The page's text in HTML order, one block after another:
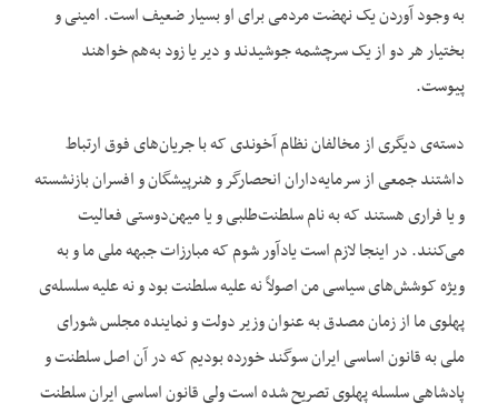
به وجود آوردن یک نهضت مردمی برای او بسیار ضعیف است. امینی و
بختیار هر دو از یک سرچشمه جوشیدند و دیر یا زود به‌هم خواهند
پیوست.
دسته‌‌ی دیگری از مخالفان نظام آخوندی که با جریان‌‌های فوق ارتباط
داشتند جمعی از سرمایه‌‌داران انحصارگر و هنرپیشگان و افسران بازنشسته
و یا فراری هستند که به نام سلطنت‌‌طلبی و یا میهن‌‌دوستی فعالیت
می‌‌کنند. در اینجا لازم است یادآور شوم که مبارزات جبهه ملی ما و به
ویژه کوشش‌‌های سیاسی من اصولاً نه علیه سلطنت بود و نه علیه سلسله‌‌ی
پهلوی ما از زمان مصدق به عنوان وزیر دولت و نماینده مجلس شورای
ملی به قانون اساسی ایران سوگند خورده بودیم که در آن اصل سلطنت و
پادشاهی سلسله پهلوی تصریح شده است ولی قانون اساسی ایران سلطنت